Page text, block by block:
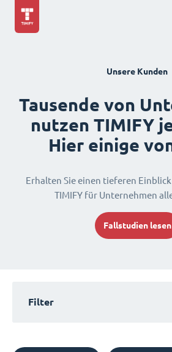
Unsere Kunden
Tausende von
nutzen TIMIFY
Hier einige
Erhalten Sie einen tieferen
TIMIFY für Unternehmen
Fallstudien lesen
Filter